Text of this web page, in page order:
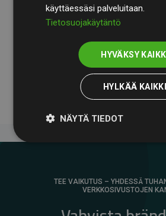
Heidän tarkastuksensa osoittavat,
ilmastohankkeisiin kompensoivat
arvioiduista CO₂-päästöistä
selkeä todiste toimintatapamme
TEE VAIKUTUS – YHDESSÄ
VERKKOSIVUSTOJEN
käyttäessäsi palveluitaan.
Tietosuojakäytäntö
HYVÄKSY
HYLKÄÄ KAIKKI
NÄYTÄ TIEDOT